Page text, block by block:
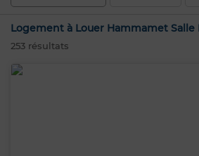
Logement à Louer Hammamet Salle
253 résultats